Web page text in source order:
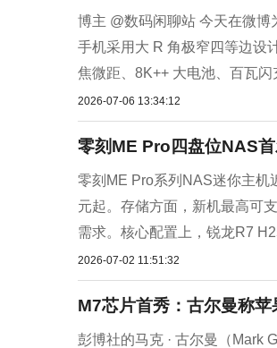
博主 @数码闲聊站 今天在微
手机采用大 R 角极窄四等边设
焦微距、8K++ 大电池、百瓦
2026-07-06 13:34:12
零刻ME Pro四盘位NAS
零刻ME Pro系列NAS迷你主机
元起。存储方面，新机最高可
需求。核心配置上，锐龙R7
2026-07-02 11:51:32
M7芯片首秀：古尔曼称
彭博社的马克 · 古尔曼（Mark